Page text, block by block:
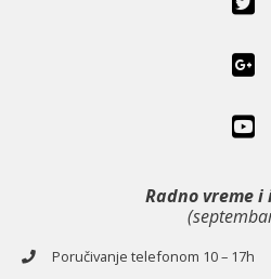
Radno vreme
Poručivanje telefonom 10 – 17h